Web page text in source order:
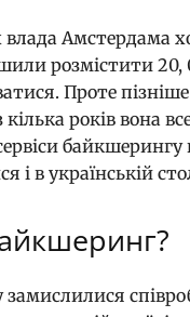
Амстердама
розмістити 20,
Проте
років вона
і в українській
замислилися